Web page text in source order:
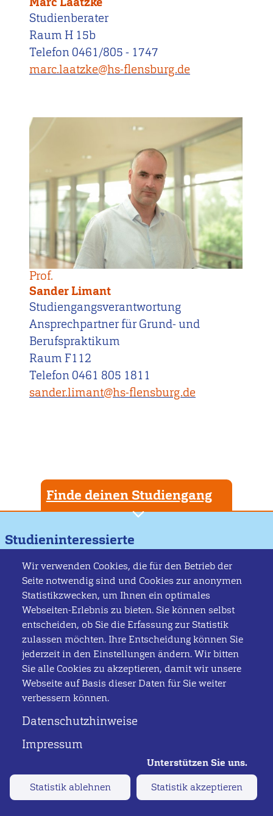
jetzt bewerben
Studienberater
Raum H 15b
Telefon 0461/805 - 1747
marc.laatzke@hs-flensburg.de
Prof.
Sander Limant
Studiengangsverantwortung
Ansprechpartner für Grund- und
Berufspraktikum
Raum F112
Telefon 0461 805 1811
sander.limant@hs-flensburg.de
Finde deinen Studiengang
Studieninteressierte
Master-Studiengänge
Studienberatung
HISinOne Online-Bewerbungstool
Studierende
Bachelor-Studiengänge
Master-Studiengänge
Info Point
Studierendensekretariat
Prüfungsmanagement
HISinOne Service Tool
Hochschule
Aktuelles
Personen
Stellenangebote
Ausschreibungen
Service
StudIP
Moodle
Facebook
Youtube
Instagram
Wir verwenden Cookies, die für den Betrieb der
Seite notwendig sind und Cookies zur anonymen
Statistikzwecken, um Ihnen ein optimales
Webseiten-Erlebnis zu bieten. Sie können selbst
entscheiden, ob Sie die Erfassung zur Statistik
zulassen möchten. Ihre Entscheidung können Sie
jederzeit in den Einstellungen ändern. Wir bitten
Sie alle Cookies zu akzeptieren, damit wir unsere
Webseite auf Basis dieser Daten für Sie weiter
verbessern können.
Datenschutzhinweise
Impressum
Statistik ablehnen Statistik akzeptieren